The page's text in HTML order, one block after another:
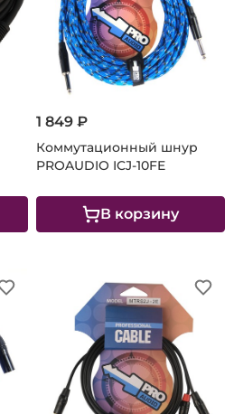
Коммутационный шнур
PROAUDIO ICJ-10FE
1 849 ₽
В корзину